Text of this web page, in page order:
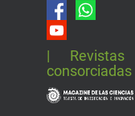
| Revistas
consorciadas